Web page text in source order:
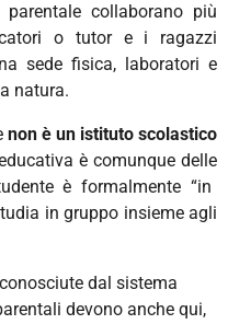
collaborano più
o tutor e i ragazzi
sede fisica, laboratori e
natura.
non è un istituto scolastico
è comunque delle
è formalmente “in
in gruppo insieme agli
dal sistema
devono anche qui,